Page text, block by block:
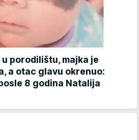
porodilištu, majka je
a otac glavu okrenuo:
8 godina Natalija